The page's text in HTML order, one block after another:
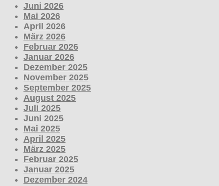
Juni 2026
Mai 2026
April 2026
März 2026
Februar 2026
Januar 2026
Dezember 2025
November 2025
September 2025
August 2025
Juli 2025
Juni 2025
Mai 2025
April 2025
März 2025
Februar 2025
Januar 2025
Dezember 2024